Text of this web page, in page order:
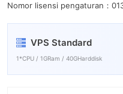
Nomor lisensi pengaturan：
VPS Standard
1*CPU / 1GRam / 40GHarddisk